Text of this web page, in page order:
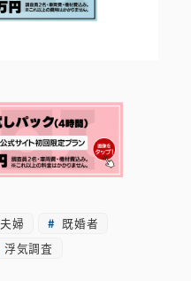
夫婦
既婚者
浮気調査